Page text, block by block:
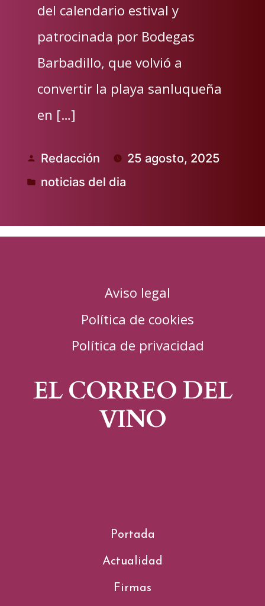
del calendario estival y
patrocinada por Bodegas
Barbadillo, que volvió a
convertir la playa sanluqueña
en […]
Publicado
por
Redacción 25 agosto, 2025
Publicado
noticias del dia
Aviso legal
Política de cookies
Política de privacidad
EL CORREO DEL
VINO
Portada
Actualidad
Firmas